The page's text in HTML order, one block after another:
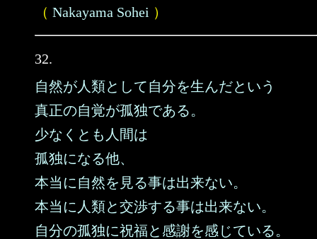
（ Nakayama Sohei ）
32.
自然が人類として自分を生んだという
真正の自覚が孤独である。
少なくとも人間は
孤独になる他、
本当に自然を見る事は出来ない。
本当に人類と交渉する事は出来ない。
自分の孤独に祝福と感謝を感じている。